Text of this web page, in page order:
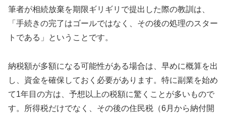
筆者が相続放棄を期限ギリギリで提出した際の教訓は、
「手続きの完了はゴールではなく、その後の処理のスター
トである」ということです。
納税額が多額になる可能性がある場合は、早めに概算を出
し、資金を確保しておく必要があります。特に副業を始め
て1年目の方は、予想以上の税額に驚くことが多いもので
す。所得税だけでなく、その後の住民税（6月から納付開